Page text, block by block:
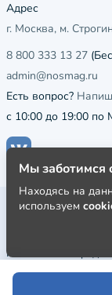
Адрес
г. Москва, м.
8 800 333 13 27
admin@nosmag.ru
Есть вопрос?
с 10:00 до 19:00
Публичная оферта
Политика
Мы заботимся
Находясь на
используем